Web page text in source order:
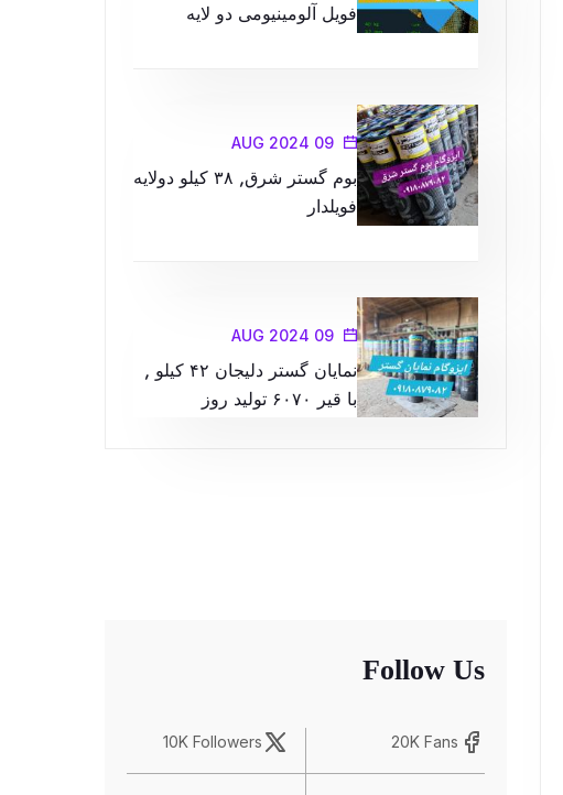
فویل آلومینیومی دو لایه
09 AUG 2024
بوم گستر شرق, ۳۸ کیلو دولایه
فویلدار
09 AUG 2024
نمایان گستر دلیجان ۴۲ کیلو ,
با قیر ۶۰۷۰ تولید روز
Follow Us
20K Fans
10K Followers